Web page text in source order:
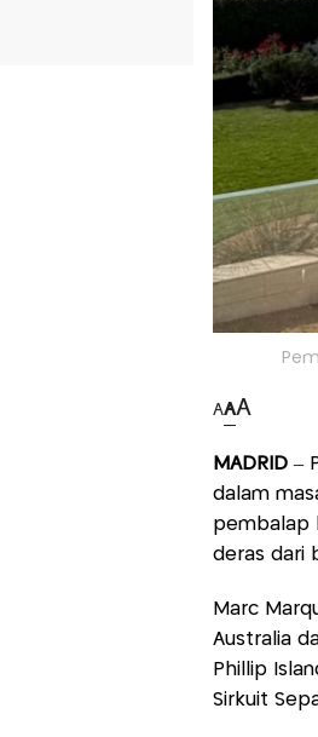
AAA
MADRID –
dalam
pembalap
deras dari
Marc
Australia
Phillip
Sirkuit